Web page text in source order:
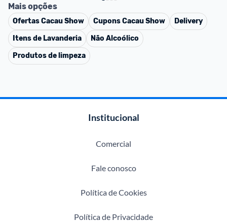
Mais opções
OfertasCacau Show CuponsCacau Show
Delivery
Itens de Lavanderia
Não Alcoólico
Produtos de limpeza
Institucional
Comercial
Fale conosco
Política de Cookies
Política de Privacidade